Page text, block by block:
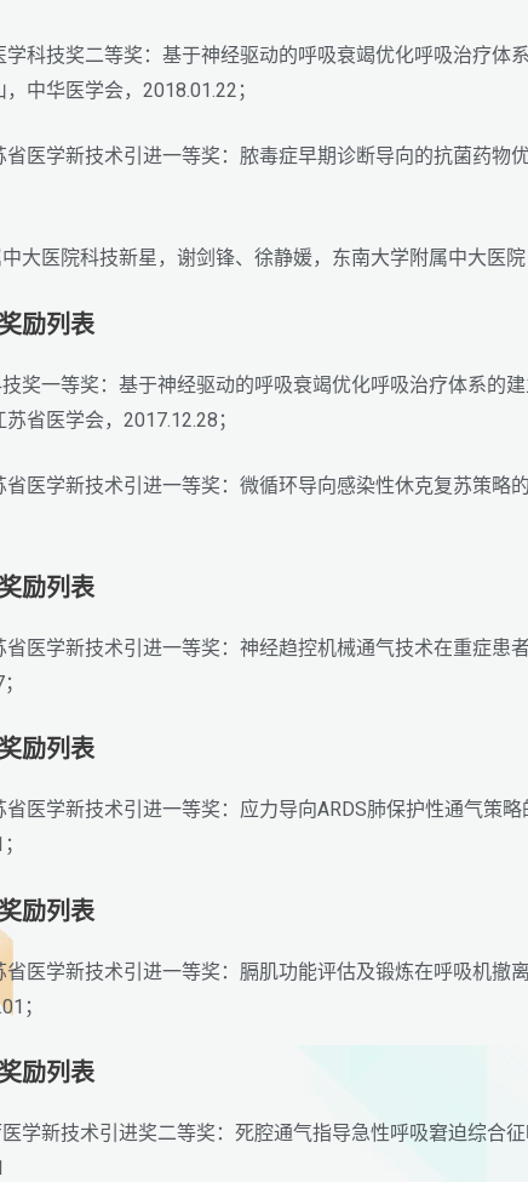
学科技奖二等奖：基于神经驱动的呼吸衰竭优化呼吸治疗体
中华医学会，2018.01.22；
省医学新技术引进一等奖：脓毒症早期诊断导向的抗菌药物
大医院科技新星，谢剑锋、徐静媛，东南大学附属中大医
励列表
奖一等奖：基于神经驱动的呼吸衰竭优化呼吸治疗体系的
省医学会，2017.12.28；
省医学新技术引进一等奖：微循环导向感染性休克复苏策略
励列表
省医学新技术引进一等奖：神经趋控机械通气技术在重症
励列表
省医学新技术引进一等奖：应力导向ARDS肺保护性通气策
励列表
省医学新技术引进一等奖：膈肌功能评估及锻炼在呼吸机
；
励列表
学新技术引进奖二等奖：死腔通气指导急性呼吸窘迫综合